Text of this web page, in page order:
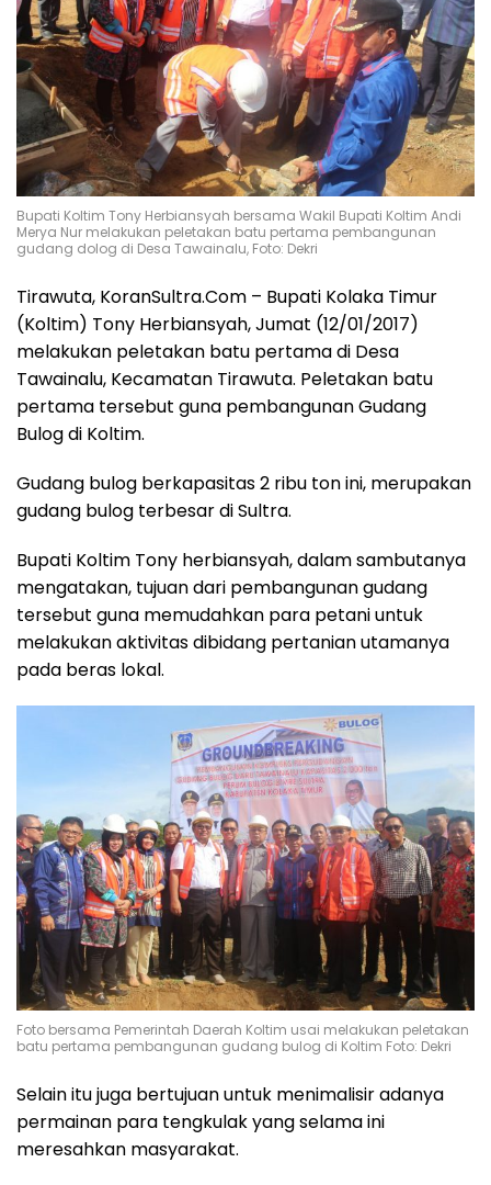
Bupati Koltim Tony Herbiansyah bersama Wakil Bupati Koltim Andi
Merya Nur melakukan peletakan batu pertama pembangunan
gudang dolog di Desa Tawainalu, Foto: Dekri
Tirawuta, KoranSultra.Com – Bupati Kolaka Timur
(Koltim) Tony Herbiansyah, Jumat (12/01/2017)
melakukan peletakan batu pertama di Desa
Tawainalu, Kecamatan Tirawuta. Peletakan batu
pertama tersebut guna pembangunan Gudang
Bulog di Koltim.
Gudang bulog berkapasitas 2 ribu ton ini, merupakan
gudang bulog terbesar di Sultra.
Bupati Koltim Tony herbiansyah, dalam sambutanya
mengatakan, tujuan dari pembangunan gudang
tersebut guna memudahkan para petani untuk
melakukan aktivitas dibidang pertanian utamanya
pada beras lokal.
Foto bersama Pemerintah Daerah Koltim usai melakukan peletakan
batu pertama pembangunan gudang bulog di Koltim Foto: Dekri
Selain itu juga bertujuan untuk menimalisir adanya
permainan para tengkulak yang selama ini
meresahkan masyarakat.